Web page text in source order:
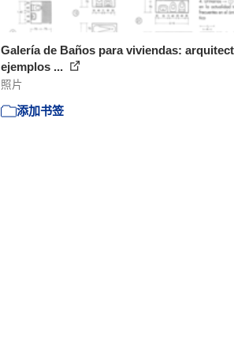
Galería de Baños para viviendas:
ejemplos ...
照片
添加书签